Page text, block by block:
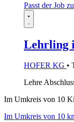
Passt der Job
Lehrling
HOFER KG •
Lehre
Im Umkreis von 10
Im Umkreis von 10